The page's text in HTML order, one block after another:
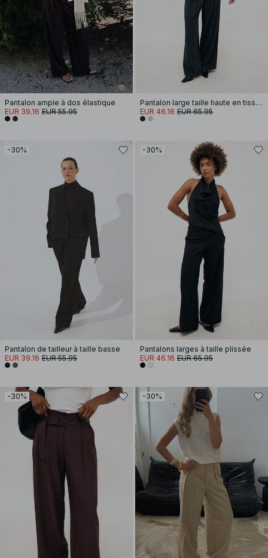
Pantalon ample à dos élastique
EUR 39.16 EUR 55.95
Pantalon large taille haute en tissu mélangé
EUR 46.16 EUR 65.95
-30%
Pantalon de tailleur à taille basse
EUR 39.16 EUR 55.95
-30%
Pantalons larges à taille plissée
EUR 46.16 EUR 65.95
-30% -30%